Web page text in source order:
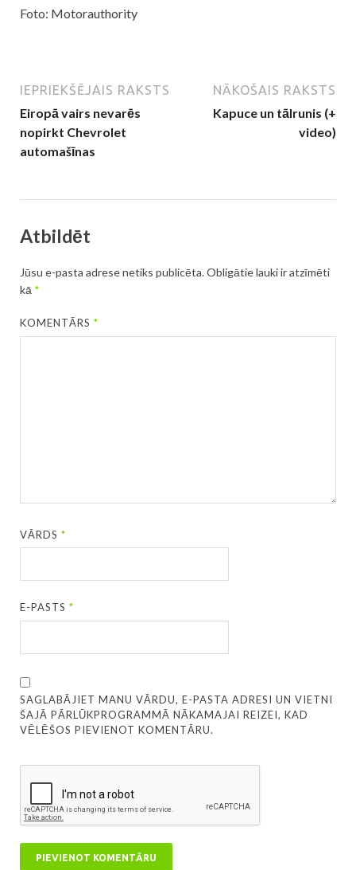
Foto: Motorauthority
IEPRIEKŠĒJAIS RAKSTS
Eiropā vairs nevarēs
nopirkt Chevrolet
automašīnas
NĀKOŠAIS RAKSTS
Kapuce un tālrunis (+
video)
Atbildēt
Jūsu e-pasta adrese netiks publicēta.Obligātie lauki ir atzīmēti
kā *
KOMENTĀRS*
VĀRDS*
E-PASTS*
SAGLABĀJIET MANU VĀRDU, E-PASTA ADRESI UN VIETNI
ŠAJĀ PĀRLŪKPROGRAMMĀ NĀKAMAJAI REIZEI, KAD
VĒLĒŠOS PIEVIENOT KOMENTĀRU.